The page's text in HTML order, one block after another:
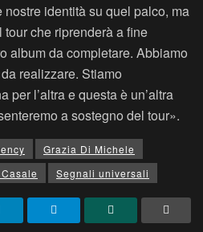
identità su quel palco, ma
che riprenderà a fine
album da completare. Abbiamo
realizzare. Stiamo
per l’altra e questa è un’altra
a sostegno del tour».
Grazia Di Michele
Segnali universali